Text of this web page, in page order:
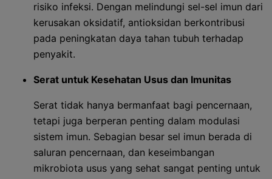
risiko infeksi. Dengan melindungi sel-sel imun dari
kerusakan oksidatif, antioksidan berkontribusi
pada peningkatan daya tahan tubuh terhadap
penyakit.
Serat untuk Kesehatan Usus dan Imunitas
Serat tidak hanya bermanfaat bagi pencernaan,
tetapi juga berperan penting dalam modulasi
sistem imun. Sebagian besar sel imun berada di
saluran pencernaan, dan keseimbangan
mikrobiota usus yang sehat sangat penting untuk